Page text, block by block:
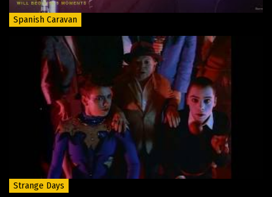
Spanish Caravan
Strange Days